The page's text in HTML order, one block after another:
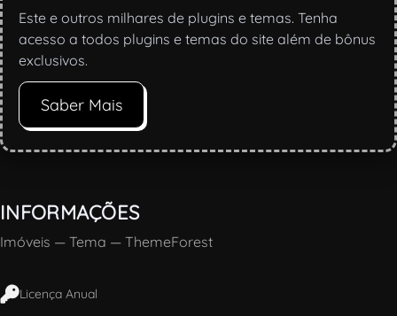
Este e outros milhares de plugins e temas. Tenha
acesso a todos plugins e temas do site além de bônus
exclusivos.
Saber Mais
INFORMAÇÕES
Imóveis — Tema — ThemeForest
Licença Anual